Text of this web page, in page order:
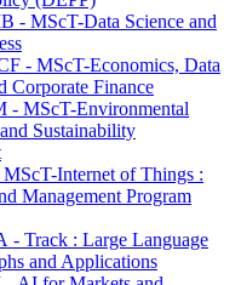
- MScT-Data Science and
- MScT-Economics, Data
Corporate Finance
- MScT-Environmental
Sustainability
Internet of Things :
Management Program
- Track : Large Language
and Applications